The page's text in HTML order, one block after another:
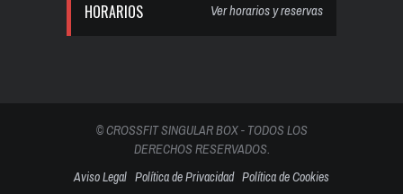
HORARIOS Ver horarios y reservas
© CROSSFIT SINGULAR BOX - TODOS LOS
DERECHOS RESERVADOS.
Aviso Legal Política de Privacidad Política de Cookies